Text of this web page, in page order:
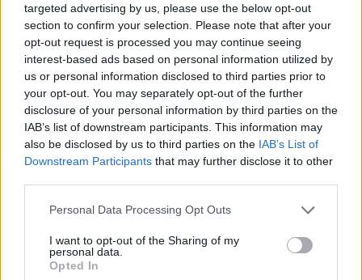
targeted advertising by us, please use the below opt-out
section to confirm your selection. Please note that after your
opt-out request is processed you may continue seeing
interest-based ads based on personal information utilized by
us or personal information disclosed to third parties prior to
your opt-out. You may separately opt-out of the further
disclosure of your personal information by third parties on the
IAB’s list of downstream participants. This information may
also be disclosed by us to third parties on the IAB’s List of
Downstream Participants that may further disclose it to other
Personal Data Processing Opt Outs
I want to opt-out of the Sharing of my
personal data.
Opted In
Χρυσοχοΐδης: «Θα καλυφθούν οι κενές θέσεις στα
δύο νοσοκομεία των Ιωαννίνων»